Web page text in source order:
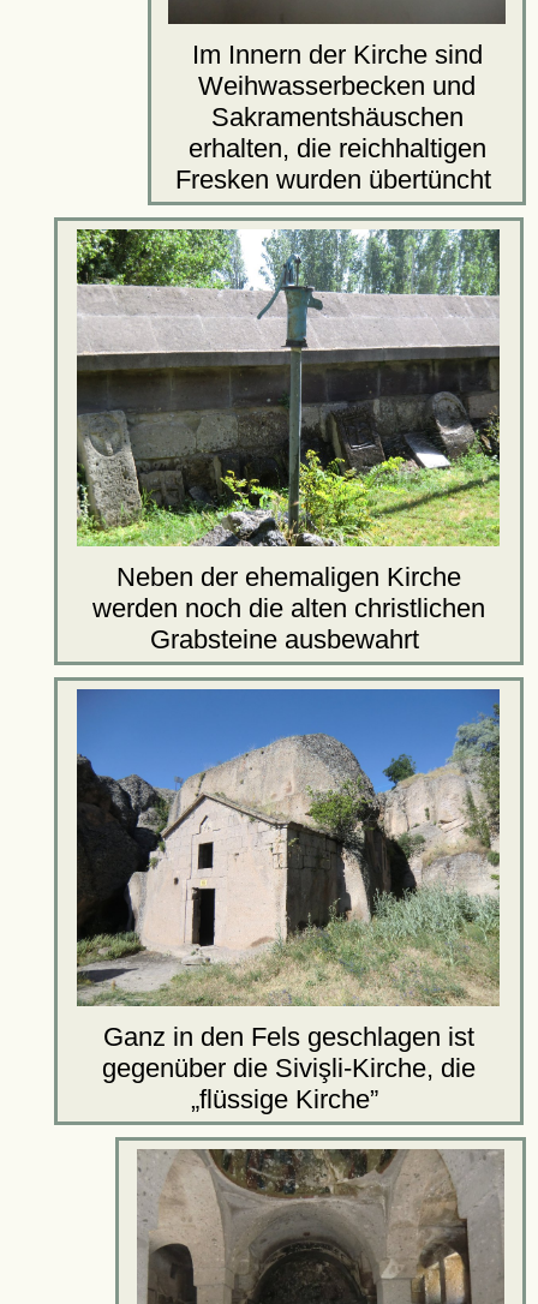
Im Innern der Kirche sind
Weihwasserbecken und
Sakramentshäuschen
erhalten, die reichhaltigen
Fresken wurden übertüncht
Neben der ehemaligen Kirche
werden noch die alten christlichen
Grabsteine ausbewahrt
Ganz in den Fels geschlagen ist
gegenüber die Sivişli-Kirche, die
flüssige Kirche